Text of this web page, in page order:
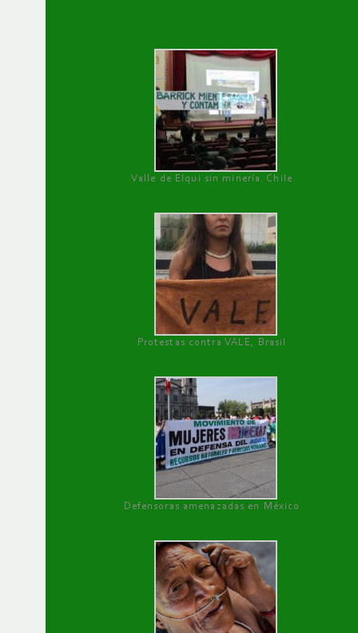
Valle de Elqui sin minería. Chile
Protestas contra VALE, Brasil
Defensoras amenazadas en México